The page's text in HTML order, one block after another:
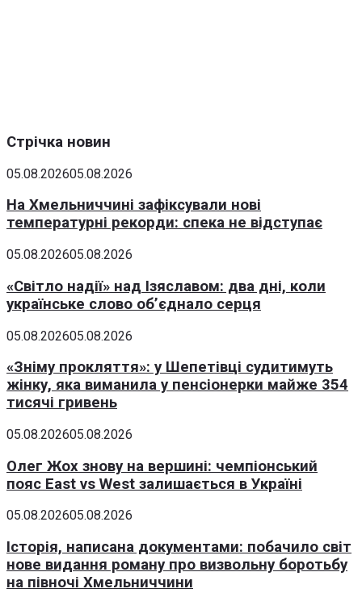
Стрічка новин
05.08.202605.08.2026
На Хмельниччині зафіксували нові
температурні рекорди: спека не відступає
05.08.202605.08.2026
«Світло надії» над Ізяславом: два дні, коли
українське слово об’єднало серця
05.08.202605.08.2026
«Зніму прокляття»: у Шепетівці судитимуть
жінку, яка виманила у пенсіонерки майже 354
тисячі гривень
05.08.202605.08.2026
Олег Жох знову на вершині: чемпіонський
пояс East vs West залишається в Україні
05.08.202605.08.2026
Історія, написана документами: побачило світ
нове видання роману про визвольну боротьбу
на півночі Хмельниччини